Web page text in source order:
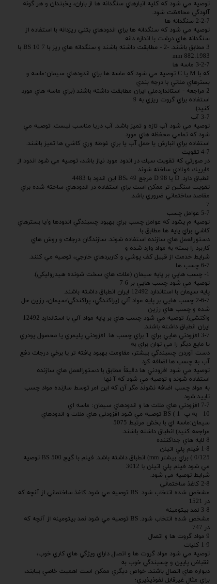
توصيه مي شود كه كليه انبارهاي سنگدانه ها از باران، يخبندان و هر گونه
آلودگي محافظت شود.
2-2-7 سنگدانه ها
توصيه مي شود كه سنگدانه ها براي اندودهاي بتني ريزدانه با استفاده از
سنگدانه هاي درشت با اندازه دانه
3 مطابق باشند. -2 - مطابقت داشته باشند و سنگدانه هاي ريز با 7 BS 10 با
882:1983 mm
3-2-7 ماسه ها
كه با M يا C توصيه مي شود كه ماسه ها براي اندودهاي سيمان:ماسه و
بسترهاي ملاتي با درجه بندي
2 مراجعه - استانداردملي ايران مطابقت داشته باشند (براي ماسه هاي مورد
استفاده براي گروت ريزي به 9
كنيد).
3-7 آب
توصيه مي شود آب تازه و تميز باشد. آب دريا مناسب نيست. توصيه مي
شود كه تمامي محفظه هاي مورد
استفاده براي انبارش يا حمل آب يا براي غوطه وري كاشي ها تميز باشند.
4-7 تقويت
در صورتي كه تقويت سبك در اندود مورد نياز باشد، توصيه مي شود اندود از
فابريك فولادي ساخته شوند.
انطباق دارد. D يا 98 D مرجع 49 ،BS اين اندود با 4483
تقويت سنگين تر ممكن است براي استفاده در اندودهاي ساخته شده براي
مقاصد ساختماني ضروري باشد.
7
5-7 عوامل چسب
توصيه م يشود كه عوامل چسب براي بهبود چسبندگي اندودها و/يا بسترهاي
كاشي براي پايه ها مطابق با
دستورالعمل هاي سازنده استفاده شوند. سازندگان درجات و روش هاي
كاربرد را بسته به مواد وارد شده و
شرايط خدمت از قبيل كف پوشي و كاربردهاي خارجي، توصيه مي كنند.
6-7 چسب ها
1- چسب هايي بر پايه سيمان (ملات هاي سخت شونده هيدروليكي).
توصيه مي شود چسب هايي بر 6-7
پايه سيمان با استاندارد 12492 ايران انطباق داشته باشند.
2-6-7 چسب هايي بر پايه مواد آلي (پراكندگي، پراكندگي/سيمان، رزين حل
شده و چسب هاي رزين
واكنشي). توصيه مي شود چسب هاي بر پايه مواد آلي با استاندارد 12492
ايران انطباق داشته باشند.
3-7 افزودني هايي براي 1 براي چسب ها. افزودني پليمري يا محصول پودري
يا مايع ديگر را مي توان براي به
دست آوردن چسبندگي بيشتر، مقاومت بهبود يافته تر يا برخي درجات دفع
آب به چسب ها اضافه كرد.
توصيه مي شود افزودني ها دقيقاً مطابق با دستورالعمل هاي سازنده
استفاده شوند و توصيه مي شود كه آ نها
به مواد چسب اضافه نشوند مگر آن كه اين امر توسط سازنده مواد چسب
تاييد شود.
7-7 افزودني هاي ملات ها و اندودهاي سيمان: ماسه اي
10 - به پ- 1 ) BS توصيه مي شود افزودني هاي ملات و اندودهاي
سيمان:ماسه اي با بخش مرتبط 5075
مراجعه كنيد) انطباق داشته باشند.
8 لايه هاي جداكننده
1-8 فيلم پلي اتيلن
0/125 ) براي بيشتر mm) انطباق داشته باشد. فيلم با گيج 500 BS توصيه
مي شود فيلم پلي اتيلن با 3012
شرايط توصيه مي شود.
2-8 كاغذ ساختماني
مشخص شده انتخاب شود. BS توصيه مي شود كاغذ ساختماني از آنچه كه
در 1521
3-8 نمد بيتومينه
مشخص شده انتخاب شود. BS توصيه مي شود نمد بيتومينه از آنچه كه
در 747
9 مواد گروت ها و اتصال
1-9 كليات
توصيه مي شود مواد گروت ها و اتصال داراي ويژگي هاي كاري خوب،
انقباض پايين و چسبندگي خوب به
ديواره هاي اتصال باشند. خواص ديگري ممكن است اهميت خاصي بيابند،
براي مثال غيرقابل نفوذپذيري؛